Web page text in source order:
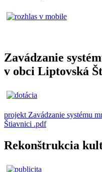
Zavádzanie
v obci Liptovská
projekt Zavádzanie systému
Štiavnici .pdf
Rekonštrukcia